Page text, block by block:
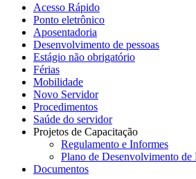
Acesso Rápido
Ponto eletrônico
Aposentadoria
Desenvolvimento de pessoas
Estágio não obrigatório
Férias
Mobilidade
Novo Servidor
Procedimentos
Saúde do servidor
Projetos de Capacitação
Regulamento e Informes
Plano de Desenvolvimento de
Documentos